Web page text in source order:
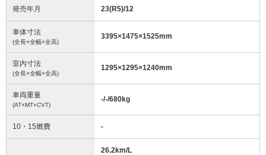
発売年月 23(R5)/12
車体寸法
(全長×全幅×全高)
3395×1475×1525mm
室内寸法
(全長×全幅×全高)
1295×1295×1240mm
車両重量
(AT×MT×CVT)
-/-/680kg
10・15燃費 -
26.2km/L